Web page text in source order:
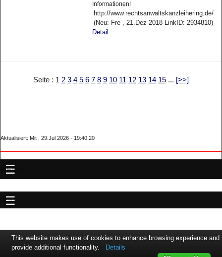
Informationen!
http://www.rechtsanwaltskanzleihering.de/
(Neu: Fre , 21.Dez 2018 LinkID: 2934810)
Detail
Seite : 1 2 3 4 5 6 7 8 9 10 11 12 13 14 15 ... [>>]
Aktualisiert: Mit , 29.Jul 2026 - 19:40:20
MENU
MENU
This website makes use of cookies to enhance browsing experience and
provide additional functionality.
Details